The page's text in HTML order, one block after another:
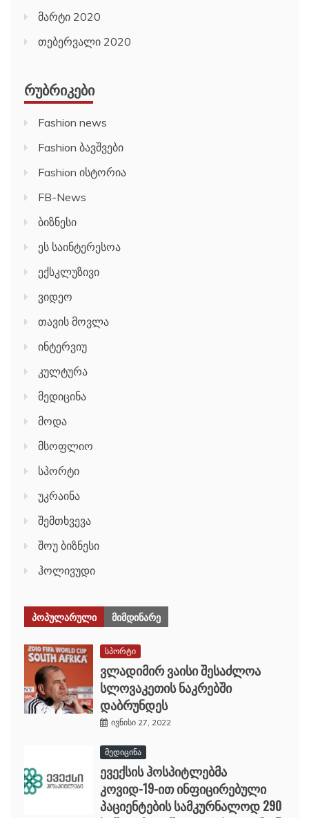
მარტი 2020
თებერვალი 2020
ᲠᲣᲑᲠᲘᲙᲔᲑᲘ
Fashion news
Fashion ბავშვები
Fashion ისტორია
FB-News
ბიზნესი
ეს საინტერესოა
ექსკლუზივი
ვიდეო
თავის მოვლა
ინტერვიუ
კულტურა
მედიცინა
მოდა
მსოფლიო
სპორტი
უკრაინა
შემთხვევა
შოუ ბიზნესი
ჰოლივუდი
ᲞᲝᲞᲣᲚᲐᲠᲣᲚᲘ ᲛᲘᲛᲓᲘᲜᲐᲠᲔ
სპორტი
ვლადიმირ ვაისი შესაძლოა
სლოვაკეთის ნაკრებში
დაბრუნდეს
ივნისი 27, 2022
მედიცინა
ევექსის ჰოსპიტლებმა
კოვიდ-19-ით ინფიცირებული
პაციენტების სამკურნალოდ 290